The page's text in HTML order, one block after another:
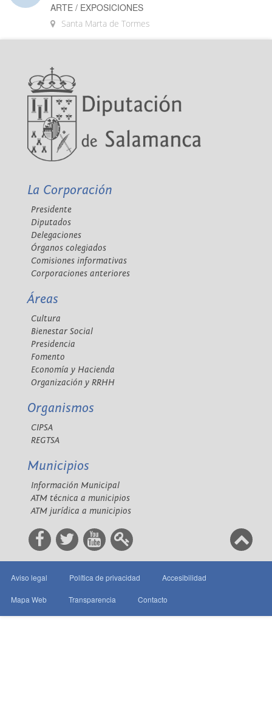
ARTE / EXPOSICIONES
Santa Marta de Tormes
La Corporación
Presidente
Diputados
Delegaciones
Órganos colegiados
Comisiones informativas
Corporaciones anteriores
Áreas
Cultura
Bienestar Social
Presidencia
Fomento
Economía y Hacienda
Organización y RRHH
Organismos
CIPSA
REGTSA
Municipios
Información Municipal
ATM técnica a municipios
ATM jurídica a municipios
Aviso legal Política de privacidad Accesibilidad
Mapa Web Transparencia Contacto